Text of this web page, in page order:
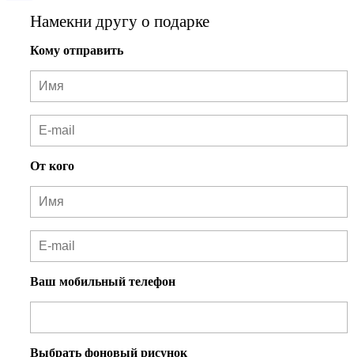
Намекни другу о подарке
Кому отправить
От кого
Ваш мобильный телефон
Выбрать фоновый рисунок